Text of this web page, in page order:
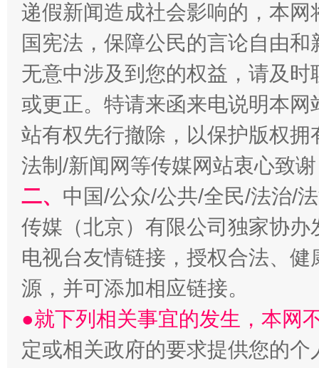
千年窑火 生生不息 一
递假新闻造成社会影响的，本
国宪法，保障公民的言论自由
无意中涉及到您的权益，请及
或更正。特请来函来电说明本
站有权先行撤除，以保护版权
法制/新闻网等传媒网站衷心致
二、 中国/公众/公共/全民/法治/
传媒（北京）有限公司独家协
电视台友情链接，授权合法、
源，并可添加相应链接。
●就下列相关事宜的发生，本网
定或相关政府的要求提供您的个